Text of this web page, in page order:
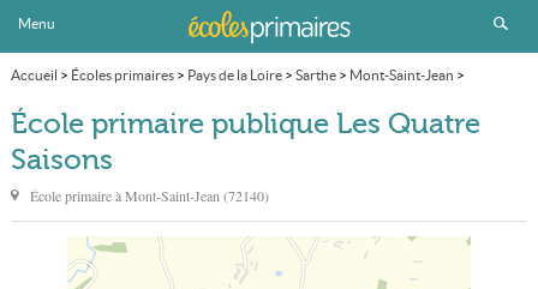
Menu
Accueil > Écoles primaires> Pays de la Loire> Sarthe> Mont-Saint-Jean >
École primaire publique Les Quatre Saisons
École primaire publique Les Quatre
Saisons
École primaire àMont-Saint-Jean (72140)